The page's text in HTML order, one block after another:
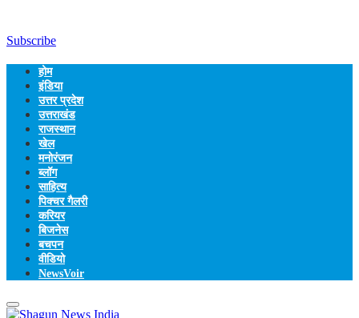
Subscribe
होम
इंडिया
उत्तर प्रदेश
उत्तराखंड
राजस्थान
खेल
मनोरंजन
ब्लॉग
साहित्य
पिक्चर गैलरी
करियर
बिजनेस
बचपन
वीडियो
NewsVoir